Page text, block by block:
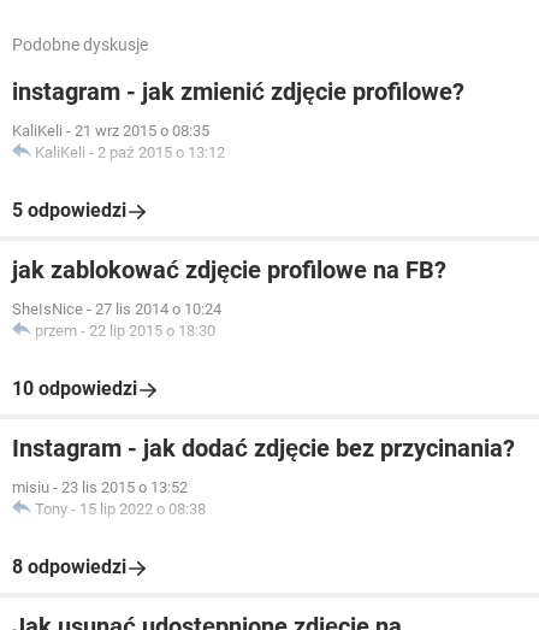
Podobne dyskusje
instagram - jak zmienić zdjęcie profilowe?
KaliKeli - 21 wrz 2015 o 08:35
KaliKeli - 2 paź 2015 o 13:12
5 odpowiedzi
jak zablokować zdjęcie profilowe na FB?
SheIsNice - 27 lis 2014 o 10:24
przem - 22 lip 2015 o 18:30
10 odpowiedzi
Instagram - jak dodać zdjęcie bez przycinania?
misiu - 23 lis 2015 o 13:52
Tony - 15 lip 2022 o 08:38
8 odpowiedzi